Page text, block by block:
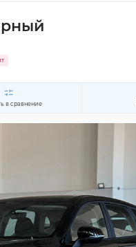
в сравнение